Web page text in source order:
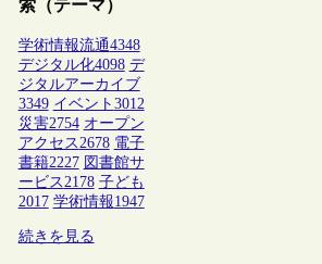
索（テーマ）
学術情報流通4348
デジタル化4098 デ
ジタルアーカイブ
3349 イベント 3012
災害2754 オープン
アクセス 2678 電子
書籍2227 図書館サ
ービス 2178 子ども
2017 学術情報1947
続きを見る